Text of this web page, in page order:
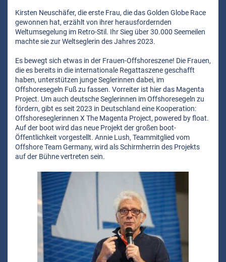
Kirsten Neuschäfer, die erste Frau, die das Golden Globe Race
gewonnen hat, erzählt von ihrer herausfordernden
Weltumsegelung im Retro-Stil. Ihr Sieg über 30.000 Seemeilen
machte sie zur Weltseglerin des Jahres 2023.
Es bewegt sich etwas in der Frauen-Offshoreszene! Die Frauen,
die es bereits in die internationale Regattaszene geschafft
haben, unterstützen junge Seglerinnen dabei, im
Offshoresegeln Fuß zu fassen. Vorreiter ist hier das Magenta
Project. Um auch deutsche Seglerinnen im Offshoresegeln zu
fördern, gibt es seit 2023 in Deutschland eine Kooperation:
Offshoreseglerinnen X The Magenta Project, powered by float.
Auf der boot wird das neue Projekt der großen boot-
Öffentlichkeit vorgestellt. Annie Lush, Teammitglied vom
Offshore Team Germany, wird als Schirmherrin des Projekts
auf der Bühne vertreten sein.